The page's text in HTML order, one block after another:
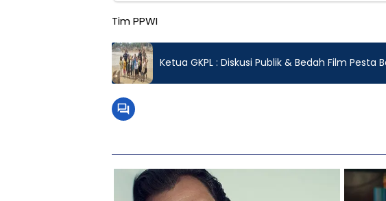
Tim PPWI
Ketua GKPL : Diskusi Publik & Bedah Film Pesta